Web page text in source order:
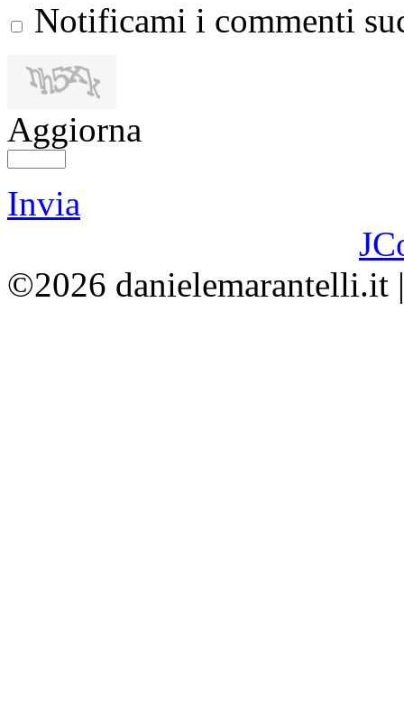
Notificami i commenti
Aggiorna
Invia
©2026 danielemarantelli.it